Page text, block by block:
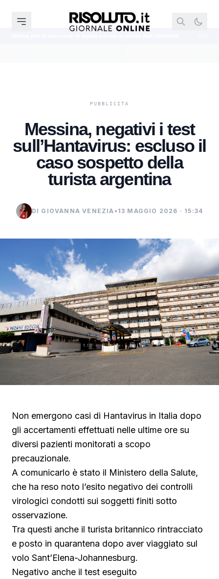
Messina, negativi i test
sull’Hantavirus: escluso il
caso sospetto della
turista argentina
DI GIOVANNA VENEZIA • 13 MAGGIO 2026 · 15:34
Non emergono casi di Hantavirus in Italia dopo
gli accertamenti effettuati nelle ultime ore su
diversi pazienti monitorati a scopo
precauzionale.
A comunicarlo è stato il Ministero della Salute,
che ha reso noto l’esito negativo dei controlli
virologici condotti sui soggetti finiti sotto
osservazione.
Tra questi anche il turista britannico rintracciato
e posto in quarantena dopo aver viaggiato sul
volo Sant’Elena-Johannesburg.
Negativo anche il test eseguito